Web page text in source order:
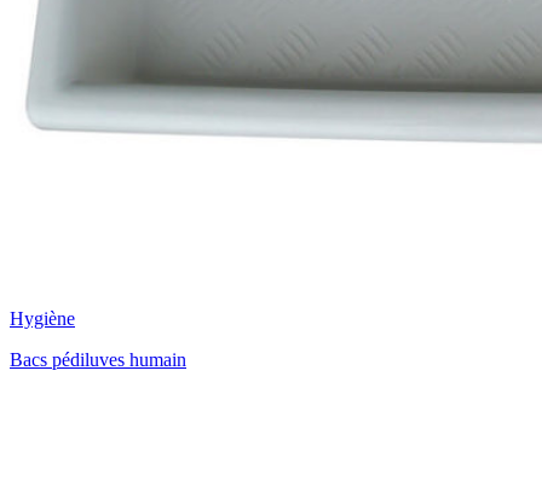
Hygiène
Bacs pédiluves humain